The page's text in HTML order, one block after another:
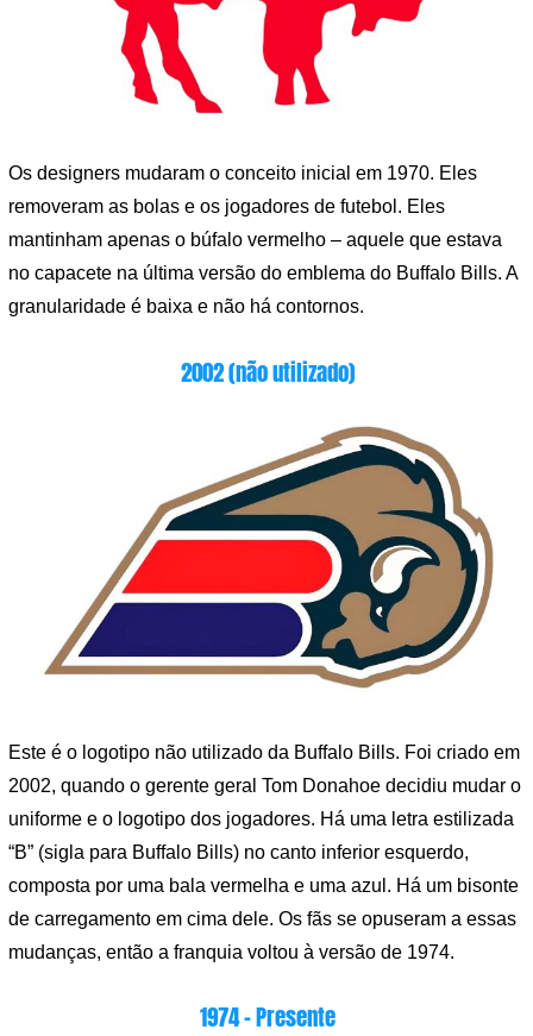
Os designers mudaram o conceito inicial em 1970. Eles
removeram as bolas e os jogadores de futebol. Eles
mantinham apenas o búfalo vermelho – aquele que estava
no capacete na última versão do emblema do Buffalo Bills. A
granularidade é baixa e não há contornos.
2002 (não utilizado)
Este é o logotipo não utilizado da Buffalo Bills. Foi criado em
2002, quando o gerente geral Tom Donahoe decidiu mudar o
uniforme e o logotipo dos jogadores. Há uma letra estilizada
“B” (sigla para Buffalo Bills) no canto inferior esquerdo,
composta por uma bala vermelha e uma azul. Há um bisonte
de carregamento em cima dele. Os fãs se opuseram a essas
mudanças, então a franquia voltou à versão de 1974.
1974 – Presente